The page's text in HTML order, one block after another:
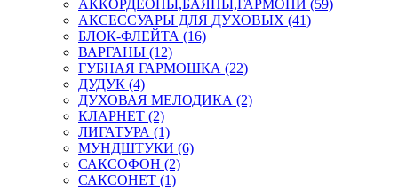
АККОРДЕОНЫ,БАЯНЫ,ГАРМОНИ (59)
АКСЕССУАРЫ ДЛЯ ДУХОВЫХ (41)
БЛОК-ФЛЕЙТА (16)
ВАРГАНЫ (12)
ГУБНАЯ ГАРМОШКА (22)
ДУДУК (4)
ДУХОВАЯ МЕЛОДИКА (2)
КЛАРНЕТ (2)
ЛИГАТУРА (1)
МУНДШТУКИ (6)
САКСОФОН (2)
САКСОНЕТ (1)